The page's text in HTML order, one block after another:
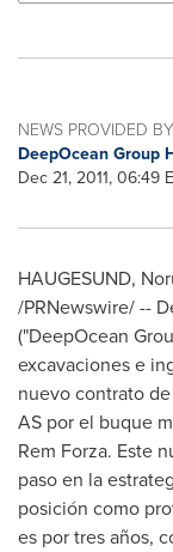
NEWS PROVIDED BY
DeepOcean Group
Dec 21, 2011, 06:49
HAUGESUND,
/PRNewswire/ --
("DeepOcean
excavaciones e
nuevo contrato
AS por el buque
Rem Forza. Este
paso en la
posición como
es por tres años,